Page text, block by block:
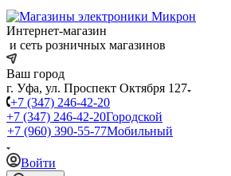
Интернет-магазин
и сеть розничных магазинов
Ваш город
г. Уфа, ул. Проспект Октября 127
+7 (347) 246-42-20
+7 (347) 246-42-20Городской
+7 (960) 390-55-77Мобильный
Войти